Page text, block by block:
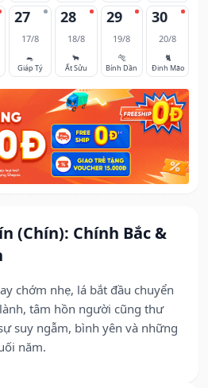
(Chín): Chính Bắc &
chớm nhẹ, lá bắt đầu chuyển
tâm hồn người cũng thư
suy ngẫm, bình yên và những
năm.
27
17/8
🐀
Giáp Tý
28
18/8
🐂
Ất Sửu
29
19/8
🐅
Bính Dần
30
20/8
🐈
Đinh Mão